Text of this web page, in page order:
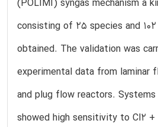
(POLIMI) syngas mechanism a
consisting of 25 species and
obtained. The validation was
experimental data from laminar
and plug flow reactors. Systems
showed high sensitivity to Cl2